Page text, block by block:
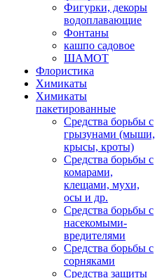
Фигурки, декоры
водоплавающие
Фонтаны
кашпо садовое
ШАМОТ
Флористика
Химикаты
Химикаты
пакетированные
Средства борьбы с
грызунами (мыши,
крысы, кроты)
Средства борьбы с
комарами,
клещами, мухи,
осы и др.
Средства борьбы с
насекомыми-
вредителями
Средства борьбы с
сорняками
Средства защиты